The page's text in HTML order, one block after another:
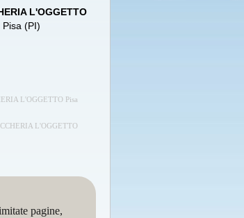
L'OGGETTO
Pisa (PI)
L'OGGETTO Pisa
L'OGGETTO
pagine,